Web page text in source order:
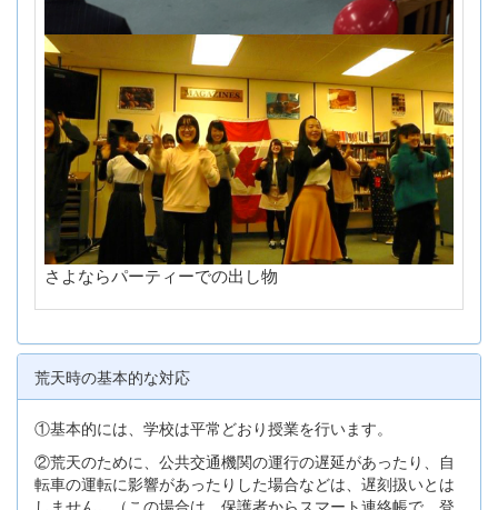
さよならパーティーでの出し物
荒天時の基本的な対応
①基本的には、学校は平常どおり授業を行います。
②荒天のために、公共交通機関の運行の遅延があったり、自
転車の運転に影響があったりした場合などは、遅刻扱いとは